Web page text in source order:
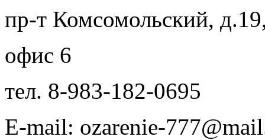
пр-т Комсомольский,
офис 6
тел. 8-983-182-0695
E-mail: ozarenie-